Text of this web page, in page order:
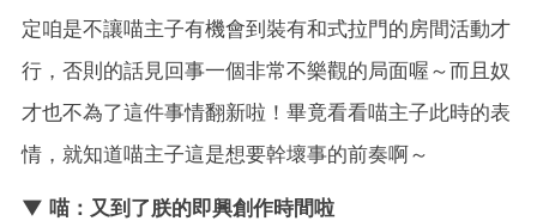
定咱是不讓喵主子有機會到裝有和式拉門的房間活動才
行，否則的話見回事一個非常不樂觀的局面喔～而且奴
才也不為了這件事情翻新啦！畢竟看看喵主子此時的表
情，就知道喵主子這是想要幹壞事的前奏啊～
▼ 喵：又到了朕的即興創作時間啦